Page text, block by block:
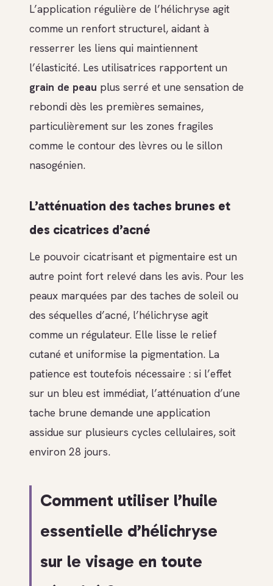
L’application régulière de l’hélichryse agit
comme un renfort structurel, aidant à
resserrer les liens qui maintiennent
l’élasticité. Les utilisatrices rapportent un
grain de peau plus serré et une sensation de
rebondi dès les premières semaines,
particulièrement sur les zones fragiles
comme le contour des lèvres ou le sillon
nasogénien.
L’atténuation des taches brunes et
des cicatrices d’acné
Le pouvoir cicatrisant et pigmentaire est un
autre point fort relevé dans les avis. Pour les
peaux marquées par des taches de soleil ou
des séquelles d’acné, l’hélichryse agit
comme un régulateur. Elle lisse le relief
cutané et uniformise la pigmentation. La
patience est toutefois nécessaire : si l’effet
sur un bleu est immédiat, l’atténuation d’une
tache brune demande une application
assidue sur plusieurs cycles cellulaires, soit
environ 28 jours.
Comment utiliser l’huile
essentielle d’hélichryse
sur le visage en toute